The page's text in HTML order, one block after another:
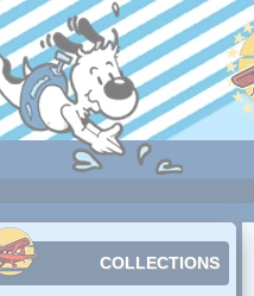
COLLECTIONS